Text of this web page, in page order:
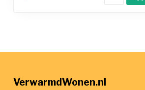
VerwarmdWonen.nl